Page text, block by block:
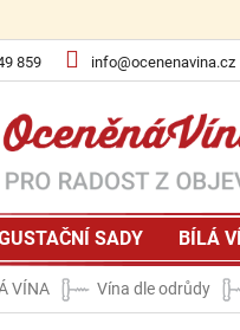
859 info@ocenenavina.cz
SADY BÍLÁ
VÍNA Vína dle odrůdy